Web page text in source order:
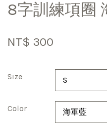
8字訓練項圈
NT$ 300
Size
Color